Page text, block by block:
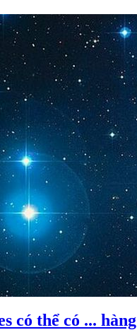
có thể có ...